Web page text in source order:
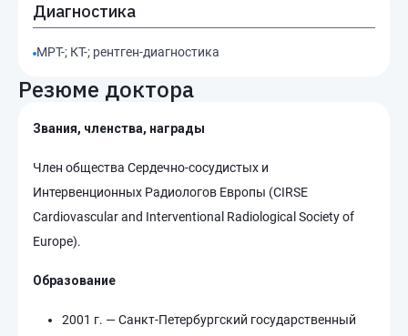
Диагностика
МРТ-; КТ-; рентген-диагностика
Резюме доктора
Звания, членства, награды
Член общества Сердечно-сосудистых и
Интервенционных Радиологов Европы (CIRSE
Cardiovascular and Interventional Radiological Society of
Europe).
Образование
2001 г. — Санкт-Петербургский государственный